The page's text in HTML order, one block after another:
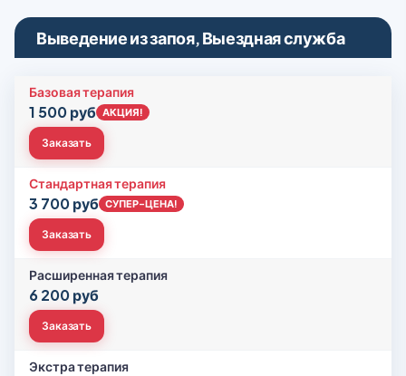
Выведение из запоя, Выездная служба
Базовая терапия
1 500 руб АКЦИЯ!
Заказать
Стандартная терапия
3 700 руб СУПЕР-ЦЕНА!
Заказать
Расширенная терапия
6 200 руб
Заказать
Экстра терапия